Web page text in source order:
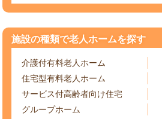
施設の種類で老人ホームを探す
介護付有料老人ホーム
住宅型有料老人ホーム
サービス付高齢者向け住宅
グループホーム